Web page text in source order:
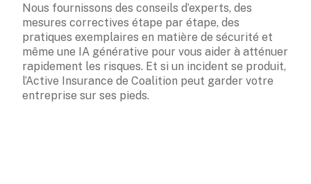
Nous fournissons des conseils d’experts, des
mesures correctives étape par étape, des
pratiques exemplaires en matière de sécurité et
même une IA générative pour vous aider à atténuer
rapidement les risques. Et si un incident se produit,
l’Active Insurance de Coalition peut garder votre
entreprise sur ses pieds.